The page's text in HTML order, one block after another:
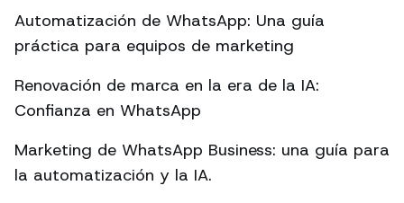
Automatización de WhatsApp: Una guía
práctica para equipos de marketing
Renovación de marca en la era de la IA:
Confianza en WhatsApp
Marketing de WhatsApp Business: una guía para
la automatización y la IA.